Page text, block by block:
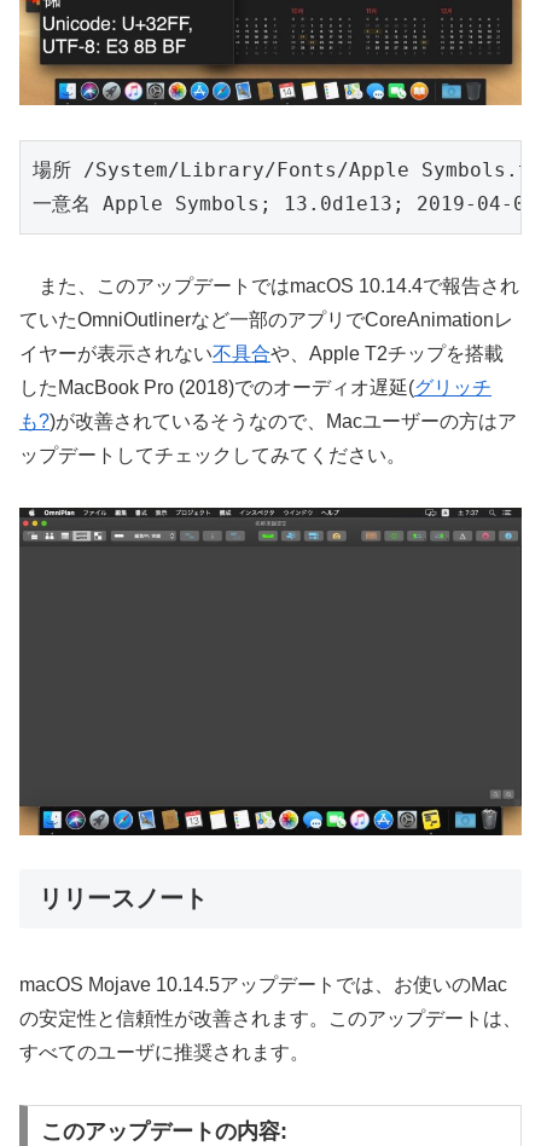
場所 /System/Library/Fonts/Apple
一意名 Apple Symbols; 13.0d1e13; 2019-04-04
また、このアップデートではmacOS 10.14.4で報告され
ていたOmniOutlinerなど一部のアプリでCoreAnimationレ
イヤーが表示されない不具合や、Apple T2チップを搭載
したMacBook Pro (2018)でのオーディオ遅延(グリッチ
も?)が改善されているそうなので、Macユーザーの方はア
ップデートしてチェックしてみてください。
リリースノート
macOS Mojave 10.14.5アップデートでは、お使いのMac
の安定性と信頼性が改善されます。このアップデートは、
すべてのユーザに推奨されます。
このアップデートの内容: